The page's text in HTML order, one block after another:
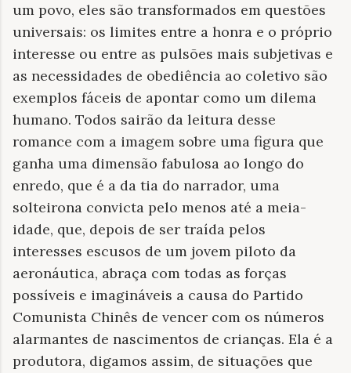
um povo, eles são transformados em questões
universais: os limites entre a honra e o próprio
interesse ou entre as pulsões mais subjetivas e
as necessidades de obediência ao coletivo são
exemplos fáceis de apontar como um dilema
humano. Todos sairão da leitura desse
romance com a imagem sobre uma figura que
ganha uma dimensão fabulosa ao longo do
enredo, que é a da tia do narrador, uma
solteirona convicta pelo menos até a meia-
idade, que, depois de ser traída pelos
interesses escusos de um jovem piloto da
aeronáutica, abraça com todas as forças
possíveis e imagináveis a causa do Partido
Comunista Chinês de vencer com os números
alarmantes de nascimentos de crianças. Ela é a
produtora, digamos assim, de situações que